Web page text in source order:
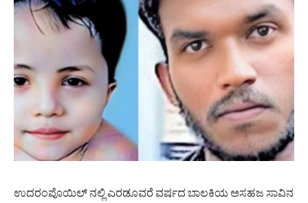
ಉದರಂಪೊಯಿಲ್‌ ನಲ್ಲಿ ಎರಡೂವರೆ ವರ್ಷದ ಬಾಲಕಿಯ ಅಸಹಜ ಸಾವಿನ